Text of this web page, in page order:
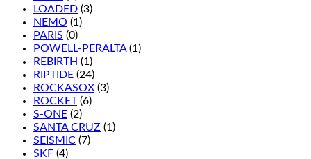
LOADED (3)
NEMO (1)
PARIS (0)
POWELL-PERALTA (1)
REBIRTH (1)
RIPTIDE (24)
ROCKASOX (3)
ROCKET (6)
S-ONE (2)
SANTA CRUZ (1)
SEISMIC (7)
SKF (4)